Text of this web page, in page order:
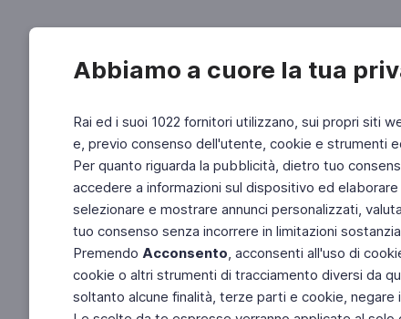
Abbiamo a cuore la tua
Rai ed i suoi 1022 fornitori utilizzano, sui propri siti
e, previo consenso dell'utente, cookie e strumenti
Per quanto riguarda la pubblicità, dietro tuo
accedere a informazioni sul dispositivo ed
selezionare e mostrare annunci personalizzati,
tuo consenso senza incorrere in limitazioni
Premendo Acconsento, acconsenti all'uso di
cookie o altri strumenti di tracciamento diversi da
soltanto alcune finalità, terze parti e cookie,